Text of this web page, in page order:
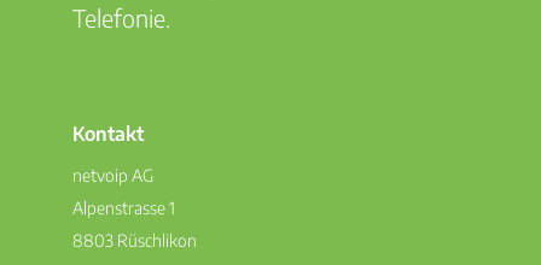
Telefonie.
Kontakt
netvoip AG
Alpenstrasse 1
8803 Rüschlikon